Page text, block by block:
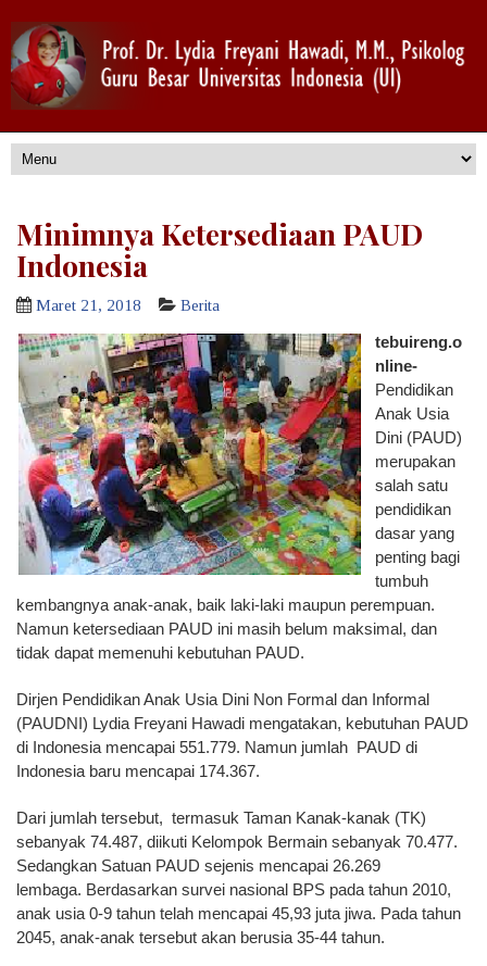
Minimnya Ketersediaan PAUD
Indonesia
Maret 21, 2018 Berita
tebuireng.o
nline-
Pendidikan
Anak Usia
Dini (PAUD)
merupakan
salah satu
pendidikan
dasar yang
penting bagi
tumbuh
kembangnya anak-anak, baik laki-laki maupun perempuan.
Namun ketersediaan PAUD ini masih belum maksimal, dan
tidak dapat memenuhi kebutuhan PAUD.
Dirjen Pendidikan Anak Usia Dini Non Formal dan Informal
(PAUDNI) Lydia Freyani Hawadi mengatakan, kebutuhan PAUD
di Indonesia mencapai 551.779. Namun jumlah PAUD di
Indonesia baru mencapai 174.367.
Dari jumlah tersebut, termasuk Taman Kanak-kanak (TK)
sebanyak 74.487, diikuti Kelompok Bermain sebanyak 70.477.
Sedangkan Satuan PAUD sejenis mencapai 26.269
lembaga. Berdasarkan survei nasional BPS pada tahun 2010,
anak usia 0-9 tahun telah mencapai 45,93 juta jiwa. Pada tahun
2045, anak-anak tersebut akan berusia 35-44 tahun.